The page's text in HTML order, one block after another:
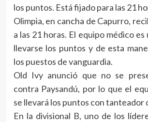
los puntos. Está fijado para las 21
Olimpia, en cancha de Capurro,
a las 21 horas. El equipo médico
llevarse los puntos y de esta
los puestos de vanguardia.
Old Ivy anunció que no se
contra Paysandú, por lo que el
se llevará los puntos con tanteador
En la divisional B, uno de los